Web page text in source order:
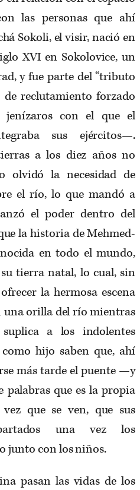
las personas que ahí
Sokoli, el visir, nació en
XVI en Sokolovice, un
y fue parte del “tributo
reclutamiento forzado
con el que el
sus ejércitos—.
a los diez años no
olvidó la necesidad de
el río, lo que mandó a
el poder dentro del
la historia de Mehmed-
en todo el mundo,
tierra natal, lo cual, sin
la hermosa escena
una orilla del río mientras
a los indolentes
hijo saben que, ahí
más tarde el puente —y
palabras que es la propia
que se ven, que sus
una vez los
junto con los niños.
pasan las vidas de los